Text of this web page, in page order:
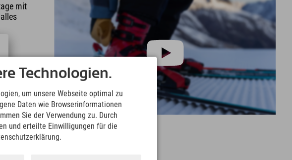
mit
Technologien.
um unsere Webseite optimal zu
Daten wie Browserinformationen
Sie der Verwendung zu. Durch
und erteilte Einwilligungen für die